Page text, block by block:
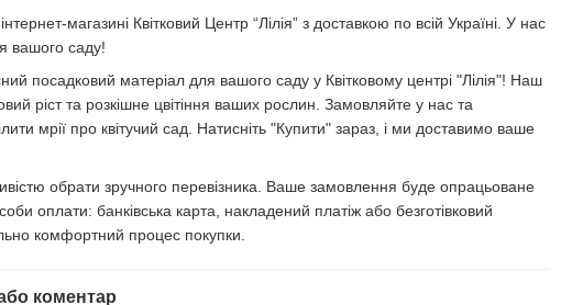
магазині Квітковий Центр “Лілія” з доставкою по всій Україні. У нас
вашого саду!
посадковий матеріал для вашого саду у Квітковому центрі "Лілія"! Наш
ріст та розкішне цвітіння ваших рослин. Замовляйте у нас та
мрії про квітучий сад. Натисніть "Купити" зараз, і ми доставимо ваше
обрати зручного перевізника. Ваше замовлення буде опрацьоване
оплати: банківська карта, накладений платіж або безготівковий
комфортний процес покупки.
коментар